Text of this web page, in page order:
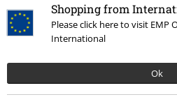
Shopping from
Please click here to visit
International
Ok